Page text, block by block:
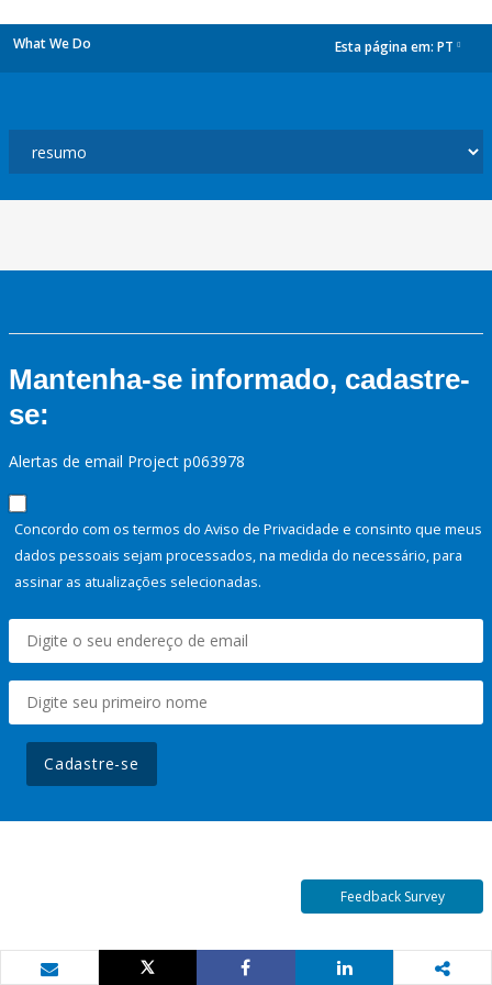
What We Do Esta página em: PT
Mantenha-se informado, cadastre-
se:
Alertas de email Project p063978
Concordo com os termos do Aviso de Privacidade e consinto que meus
dados pessoais sejam processados, na medida do necessário, para
assinar as atualizações selecionadas.
Cadastre-se
Feedback Survey